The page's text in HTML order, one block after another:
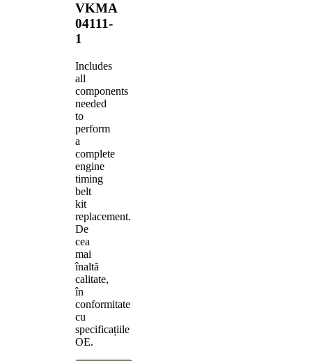
VKMA
04111-
1
Includes
all
components
needed
to
perform
a
complete
engine
timing
belt
kit
replacement.
De
cea
mai
înaltă
calitate,
în
conformitate
cu
specificațiile
OE.